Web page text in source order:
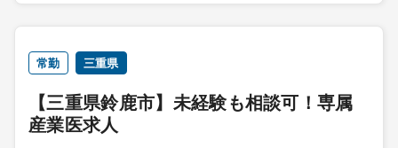
常勤 三重県
【三重県鈴鹿市】未経験も相談可！専属
産業医求人